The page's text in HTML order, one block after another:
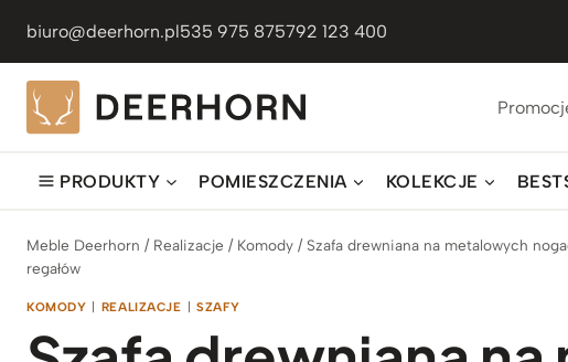
treści
biuro@deerhorn.pl535 975 875792 123 400
PRODUKTY POMIESZCZENIA KOLEKCJE
Meble Deerhorn / Realizacje / Komody / Szafa drewniana na metalowych
regałów
KOMODY | REALIZACJE | SZAFY